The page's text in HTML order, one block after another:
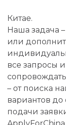
Китае.
Наша задача
или
все запросы
– от поиска
вариантов
подачи